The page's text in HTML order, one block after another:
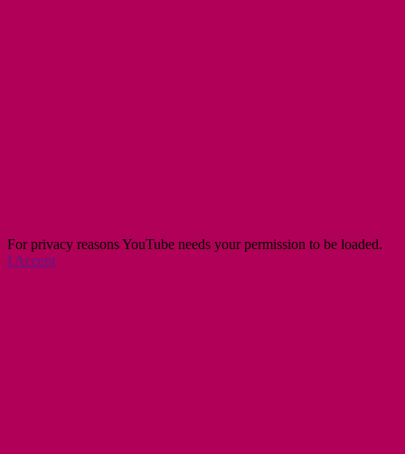
For privacy reasons YouTube needs your permission to be loaded.
I Accept